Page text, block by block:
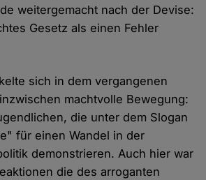
weitergemacht nach der Devise:
Gesetz als einen Fehler
sich in dem vergangenen
machtvolle Bewegung:
die unter dem Slogan
für einen Wandel in der
demonstrieren. Auch hier war
die des arroganten